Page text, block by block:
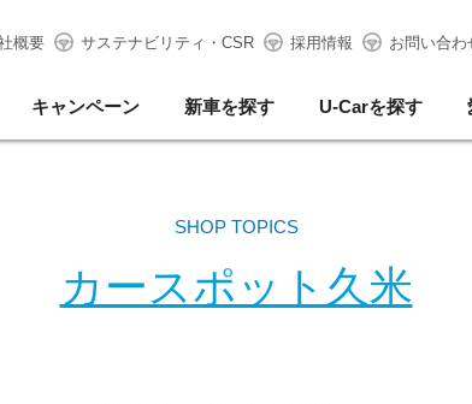
概要 サステナビリティ・CSR 採用情報 お問い合わ
キャンペーン 新車を探す U-Carを探す
SHOP TOPICS
カースポット久米